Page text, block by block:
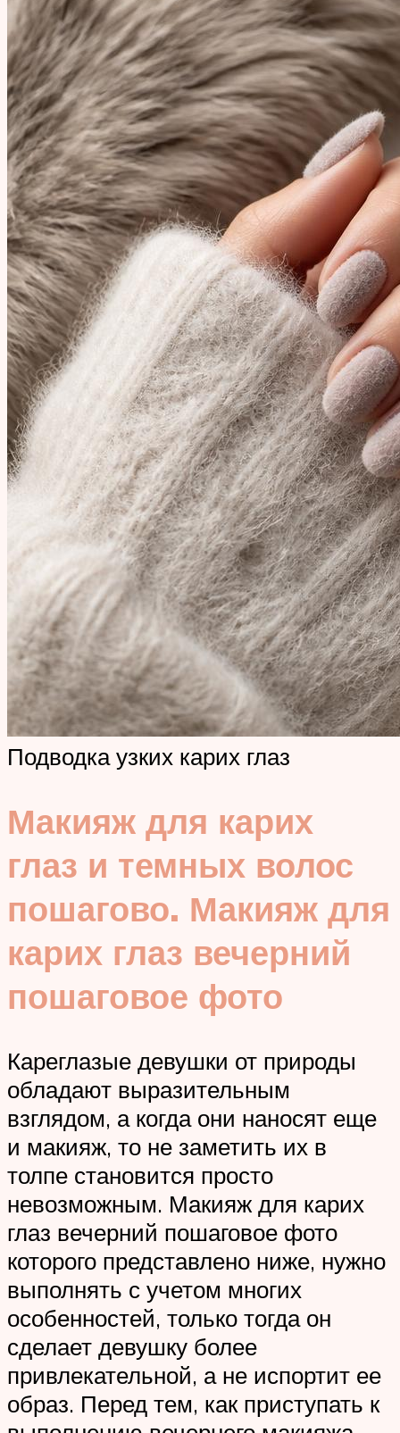
Подводка узких карих глаз
Макияж для карих
глаз и темных волос
пошагово. Макияж для
карих глаз вечерний
пошаговое фото
Кареглазые девушки от природы
обладают выразительным
взглядом, а когда они наносят еще
и макияж, то не заметить их в
толпе становится просто
невозможным. Макияж для карих
глаз вечерний пошаговое фото
которого представлено ниже, нужно
выполнять с учетом многих
особенностей, только тогда он
сделает девушку более
привлекательной, а не испортит ее
образ. Перед тем, как приступать к